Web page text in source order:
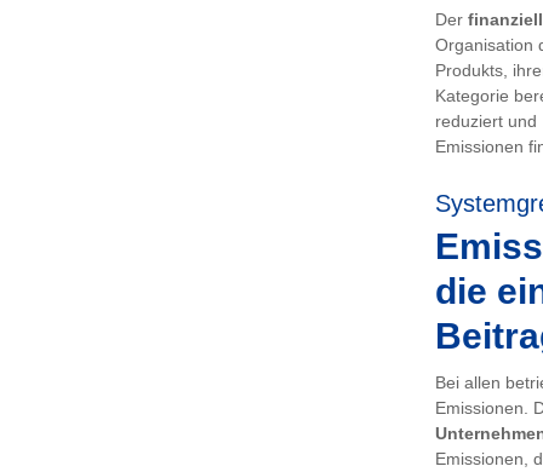
Der
Organisation
Produkts,
Kategorie
reduziert und
Emissionen
die
Bei allen
Emissionen.
Emissionen,